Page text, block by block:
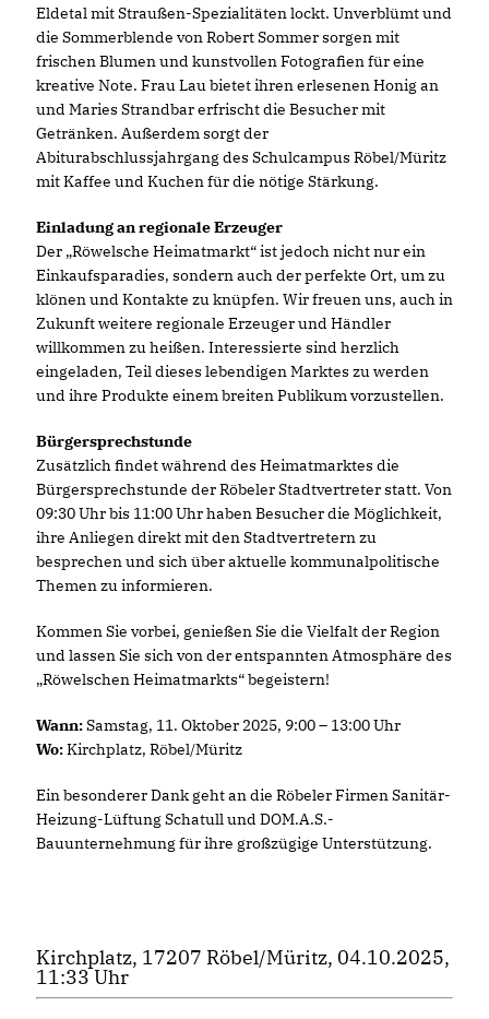
Eldetal mit Straußen-Spezialitäten lockt. Unverblümt und
die Sommerblende von Robert Sommer sorgen mit
frischen Blumen und kunstvollen Fotografien für eine
kreative Note. Frau Lau bietet ihren erlesenen Honig an
und Maries Strandbar erfrischt die Besucher mit
Getränken. Außerdem sorgt der
Abiturabschlussjahrgang des Schulcampus Röbel/Müritz
mit Kaffee und Kuchen für die nötige Stärkung.
Einladung an regionale Erzeuger
Der „Röwelsche Heimatmarkt“ ist jedoch nicht nur ein
Einkaufsparadies, sondern auch der perfekte Ort, um zu
klönen und Kontakte zu knüpfen. Wir freuen uns, auch in
Zukunft weitere regionale Erzeuger und Händler
willkommen zu heißen. Interessierte sind herzlich
eingeladen, Teil dieses lebendigen Marktes zu werden
und ihre Produkte einem breiten Publikum vorzustellen.
Bürgersprechstunde
Zusätzlich findet während des Heimatmarktes die
Bürgersprechstunde der Röbeler Stadtvertreter statt. Von
09:30 Uhr bis 11:00 Uhr haben Besucher die Möglichkeit,
ihre Anliegen direkt mit den Stadtvertretern zu
besprechen und sich über aktuelle kommunalpolitische
Themen zu informieren.
Kommen Sie vorbei, genießen Sie die Vielfalt der Region
und lassen Sie sich von der entspannten Atmosphäre des
Röwelschen Heimatmarkts“ begeistern!
Wann:Samstag, 11. Oktober 2025, 9:00 – 13:00 Uhr
Wo:Kirchplatz, Röbel/Müritz
Ein besonderer Dank geht an die Röbeler Firmen Sanitär-
Heizung-Lüftung Schatull und DOM.A.S.-
Bauunternehmung für ihre großzügige Unterstützung.
Kirchplatz, 17207 Röbel/Müritz, 04.10.2025,
11:33 Uhr